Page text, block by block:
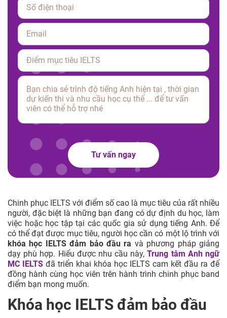
Please leave this field empty.
Tư vấn ngay
Chinh phục IELTS với điểm số cao là mục tiêu của rất nhiều
người, đặc biệt là những bạn đang có dự định du học, làm
việc hoặc học tập tại các quốc gia sử dụng tiếng Anh. Để
có thể đạt được mục tiêu, người học cần có một lộ trình với
khóa học IELTS đảm bảo đầu ra và phương pháp giảng
dạy phù hợp. Hiểu được nhu cầu này,Trung tâm Anh ngữ
MC IELTS đã triển khai khóa học IELTS cam kết đầu ra để
đồng hành cùng học viên trên hành trình chinh phục band
điểm bạn mong muốn.
Khóa học IELTS đảm bảo đầu